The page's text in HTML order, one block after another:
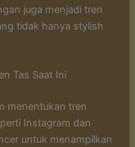
juga menjadi tren
tidak hanya stylish
Tas Saat Ini
menentukan tren
Instagram dan
untuk menampilkan